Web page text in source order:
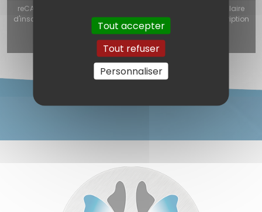
reCAPTCHA v3 (Autorisation obligatoire pour utiliser le formulaire
d'inscription, le formulaire de contact ou le formulaire d'inscription
à la newsletter) est désactivé. Autoriser
Tout accepter
Tout refuser
Personnaliser